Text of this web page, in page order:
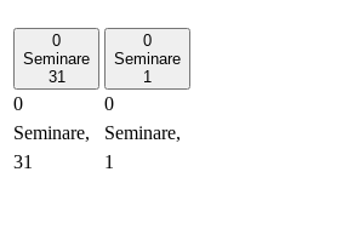
0
Seminare
31
0
Seminare,
31
0
Seminare
1
0
Seminare,
1